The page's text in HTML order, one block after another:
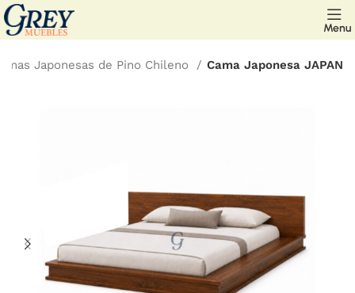
Menu
Japonesas de Pino Chileno Cama Japonesa JAPAN